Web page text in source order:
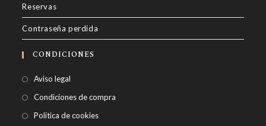
Reservas
Contraseña perdida
CONDICIONES
Aviso legal
Condiciones de compra
Política de cookies